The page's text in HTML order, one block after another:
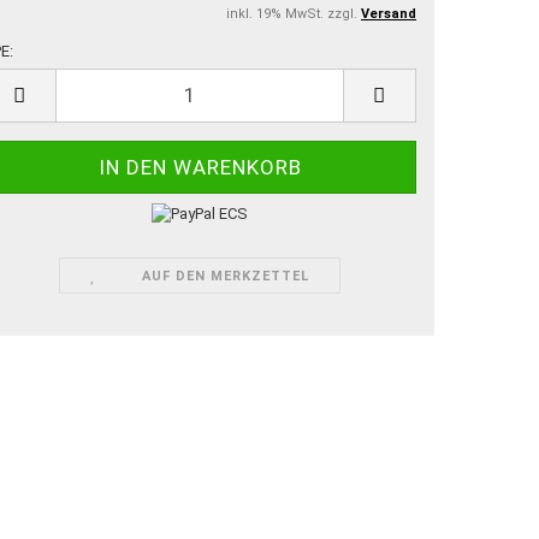
inkl. 19% MwSt. zzgl. Versand
AUF DEN MERKZETTEL